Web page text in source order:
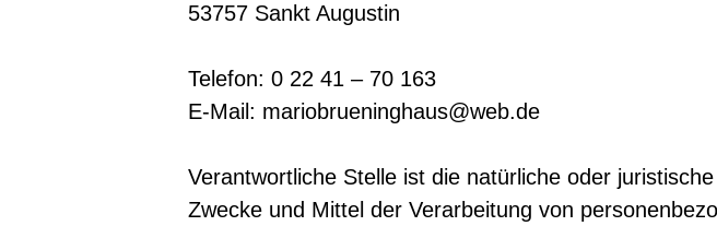
53757 Sankt Augustin
Telefon: 0 22 41 – 70 163
E-Mail: mariobrueninghaus@web.de
Verantwortliche Stelle ist die natürliche oder
Zwecke und Mittel der Verarbeitung von